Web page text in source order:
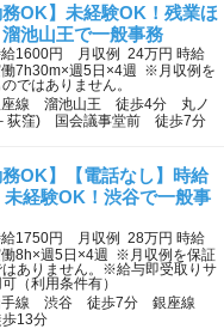
務OK】未経験OK！残業ほ
池山王で一般事務
1600円 月収例 24万円 時給
7h30m×週5日×4週 ※月収例を
ではありません。
座線 溜池山王 徒歩4分 丸ノ
荻窪) 国会議事堂前 徒歩7分
務OK】【電話なし】時給
未経験OK！渋谷で一般事
1750円 月収例 28万円 時給
8h×週5日×4週 ※月収例を保証
ありません。※給与即受取りサ
（利用条件有）
手線 渋谷 徒歩7分 銀座線
13分